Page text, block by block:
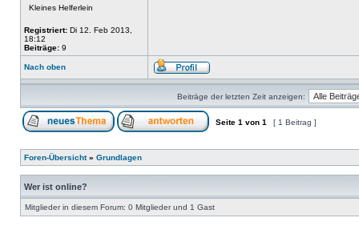
Kleines Helferlein
Registriert: Di 12. Feb 2013,
18:12
Beiträge: 9
Nach oben
Beiträge der letzten Zeit anzeigen:
Seite 1 von 1 [ 1 Beitrag ]
Foren-Übersicht» Grundlagen
Wer ist online?
Mitglieder in diesem Forum: 0 Mitglieder und 1 Gast